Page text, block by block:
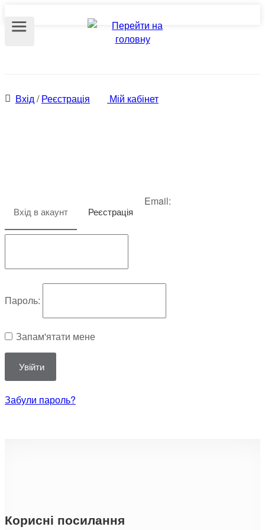
Вхід/Реєстрація Мій кабінет
Вхід в акаунт Реєстрація
Email:
Пароль:
Запам'ятати мене
Увійти
Забули пароль?
Корисні посилання